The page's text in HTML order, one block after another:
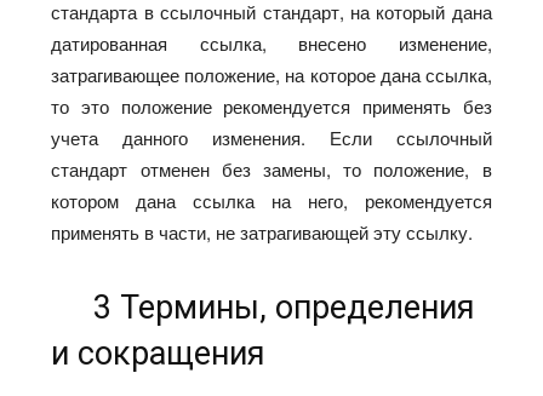
стандарта в ссылочный стандарт, на который дана
датированная ссылка, внесено изменение,
затрагивающее положение, на которое дана ссылка,
то это положение рекомендуется применять без
учета данного изменения. Если ссылочный
стандарт отменен без замены, то положение, в
котором дана ссылка на него, рекомендуется
применять в части, не затрагивающей эту ссылку.
3 Термины, определения
и сокращения